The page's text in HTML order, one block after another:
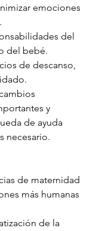
emociones
del
del bebé.
de descanso,
y
de ayuda
necesario.
de maternidad
más humanas
de la